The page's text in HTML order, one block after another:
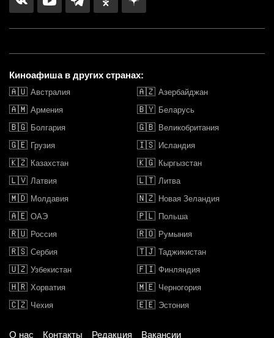
Киноафиша в других странах:
🇦🇺 Австралия 🇦🇿 Азербайджан
🇦🇲 Армения 🇧🇾 Беларусь
🇧🇬 Болгария 🇬🇧 Великобритания
🇬🇪 Грузия 🇮🇸 Исландия
🇰🇿 Казахстан 🇰🇬 Кыргызстан
🇱🇻 Латвия 🇱🇹 Литва
🇲🇩 Молдавия 🇳🇿 Новая Зеландия
🇦🇪 ОАЭ 🇵🇱 Польша
🇷🇺 Россия 🇷🇴 Румыния
🇷🇸 Сербия 🇹🇯 Таджикистан
🇺🇿 Узбекистан 🇫🇮 Финляндия
🇭🇷 Хорватия 🇲🇪 Черногория
🇨🇿 Чехия 🇪🇪 Эстония
О нас Контакты Редакция
Вакансии